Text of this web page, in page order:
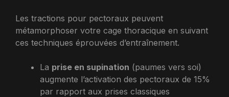
Les tractions pour pectoraux peuvent
métamorphoser votre cage thoracique en suivant
ces techniques éprouvées d’entraînement.
La prise en supination (paumes vers soi)
augmente l’activation des pectoraux de 15%
par rapport aux prises classiques